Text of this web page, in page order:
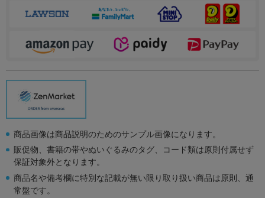
商品画像は商品説明のためのサンプル画像になります。
販促物、書籍の帯やぬいぐるみのタグ、コード類は原則付属せず
保証対象外となります。
商品名や備考欄に特別な記載が無い限り取り扱い商品は原則、通
常盤です。